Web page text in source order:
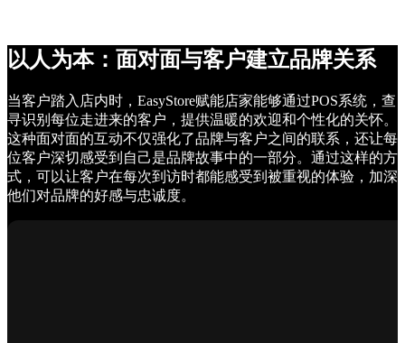
以人为本：面对面与客户建立品牌关系
当客户踏入店内时，EasyStore赋能店家能够通过POS系统，查
寻识别每位走进来的客户，提供温暖的欢迎和个性化的关怀。
这种面对面的互动不仅强化了品牌与客户之间的联系，还让每
位客户深切感受到自己是品牌故事中的一部分。通过这样的方
式，可以让客户在每次到访时都能感受到被重视的体验，加深
他们对品牌的好感与忠诚度。